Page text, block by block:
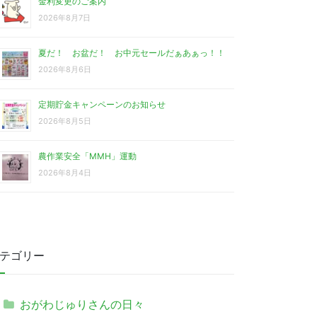
2026年8月7日
夏だ！ お盆だ！ お中元セールだぁあぁっ！！
2026年8月6日
定期貯金キャンペーンのお知らせ
2026年8月5日
農作業安全「MMH」運動
2026年8月4日
ゴリー
おがわじゅりさんの日々